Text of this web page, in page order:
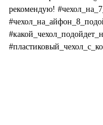
рекомендую!